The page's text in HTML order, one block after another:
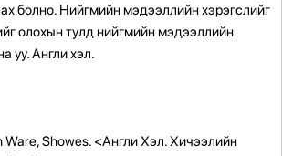
болно. Нийгмийн мэдээллийн хэрэгслийг
олохын тулд нийгмийн мэдээллийн
уу. Англи хэл.
Showes. <Англи Хэл. Хичээлийн